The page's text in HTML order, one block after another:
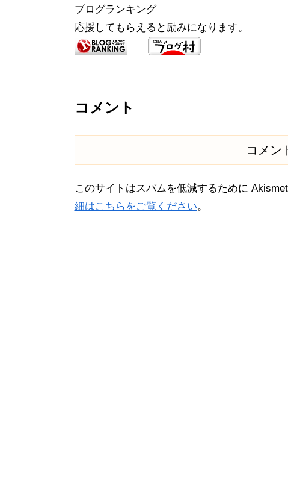
ブログランキング
応援してもらえると励みになります。
コメント
コメン
このサイトはスパムを低減するために Akismet
細はこちらをご覧ください。